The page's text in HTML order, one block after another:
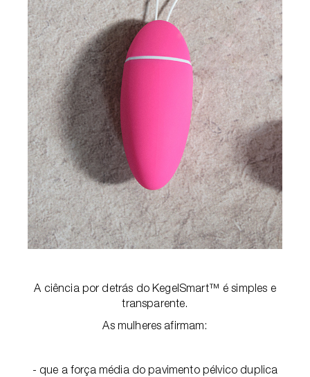
A ciência por detrás do KegelSmart™ é simples e
transparente.
As mulheres afirmam:
- que a força média do pavimento pélvico duplica